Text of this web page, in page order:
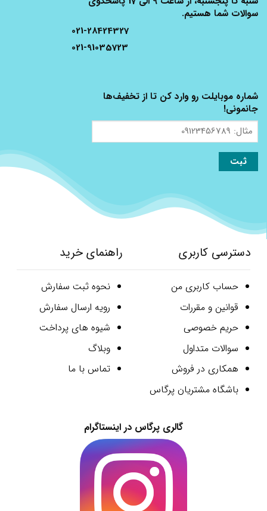
سوالات شما هستیم.
021-28424327
021-91035723
شماره موبایلت رو وارد کن تا از تخفیف‌ها
جانمونی!
مثال:
09123456789
دسترسی کاربری
حساب کاربری من
قوانین و مقررات
حریم خصوصی
سوالات متداول
همکاری در فروش
باشگاه مشتریان پرگاس
راهنمای خرید
نحوه ثبت سفارش
رویه ارسال سفارش
شیوه های پرداخت
وبلاگ
تماس با ما
گالری پرگاس در اینستاگرام